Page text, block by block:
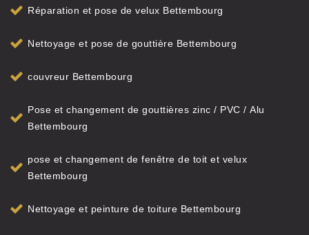
Réparation et pose de velux Bettembourg
Nettoyage et pose de gouttière Bettembourg
couvreur Bettembourg
Pose et changement de gouttières zinc / PVC / Alu
Bettembourg
pose et changement de fenêtre de toit et velux
Bettembourg
Nettoyage et peinture de toiture Bettembourg